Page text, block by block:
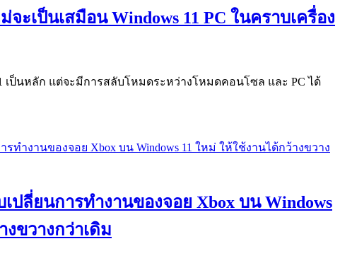
จะเป็นเสมือน Windows 11 PC ในคราบเครื่อง
เป็นหลัก แต่จะมีการสลับโหมดระหว่างโหมดคอนโซล และ PC ได้
ปลี่ยนการทำงานของจอย Xbox บน Windows
งขวางกว่าเดิม